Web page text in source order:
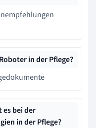
in der Pflege?
es bei der
in der Pflege?